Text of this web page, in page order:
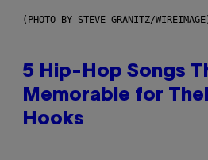
(PHOTO BY STEVE GRANITZ/
5 Hip-Hop Songs
Memorable for
Hooks